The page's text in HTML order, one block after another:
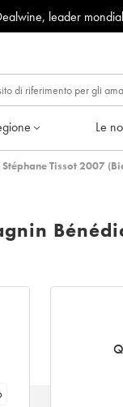
leader
Le
Tissot 2007